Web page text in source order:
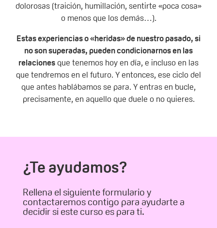
dolorosas (traición, humillación, sentirte «poca cosa»
o menos que los demás…).
Estas experiencias o «heridas» de nuestro pasado, si
no son superadas, pueden condicionarnos en las
relacionesque tenemos hoy en día, e incluso en las
que tendremos en el futuro. Y entonces, ese ciclo del
que antes hablábamos se para. Y entras en bucle,
precisamente, en aquello que duele o no quieres.
¿Te ayudamos?
Rellena el siguiente formulario y
contactaremos contigo para ayudarte a
decidir si este curso es para ti.